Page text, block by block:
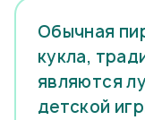
Обычная
кукла,
являются
детской